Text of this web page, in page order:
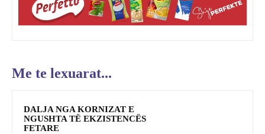
Me te lexuarat...
DALJA NGA KORNIZAT E
NGUSHTA TË EKZISTENCËS
FETARE